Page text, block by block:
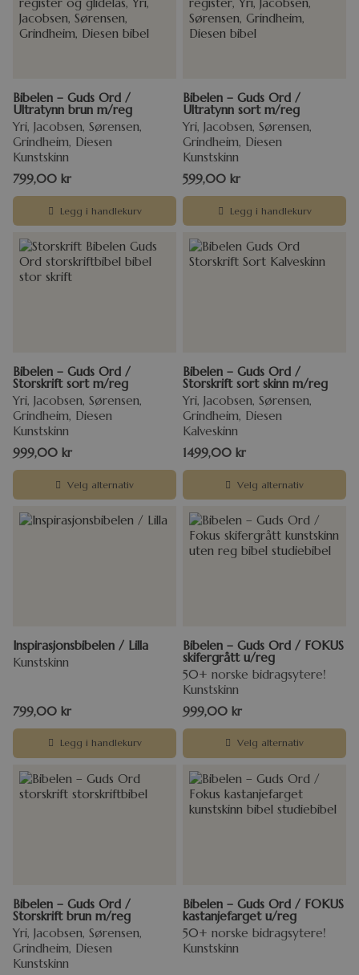
Bibelen – Guds Ord /
Ultratynn brun m/reg
Yri, Jacobsen, Sørensen,
Grindheim, Diesen
Kunstskinn
799,00 kr
Legg i handlekurv
Bibelen – Guds Ord /
Ultratynn sort m/reg
Yri, Jacobsen, Sørensen,
Grindheim, Diesen
Kunstskinn
599,00 kr
Legg i handlekurv
Bibelen – Guds Ord /
Storskrift sort m/reg
Yri, Jacobsen, Sørensen,
Grindheim, Diesen
Kunstskinn
999,00 kr
Velg alternativ
Bibelen – Guds Ord /
Storskrift sort skinn m/reg
Yri, Jacobsen, Sørensen,
Grindheim, Diesen
Kalveskinn
1499,00 kr
Velg alternativ
Inspirasjonsbibelen / Lilla
Kunstskinn
799,00 kr
Legg i handlekurv
Bibelen – Guds Ord / FOKUS
skifergrått u/reg
50+ norske bidragsytere!
Kunstskinn
999,00 kr
Velg alternativ
Bibelen – Guds Ord /
Storskrift brun m/reg
Yri, Jacobsen, Sørensen,
Grindheim, Diesen
Kunstskinn
Bibelen – Guds Ord / FOKUS
kastanjefarget u/reg
50+ norske bidragsytere!
Kunstskinn